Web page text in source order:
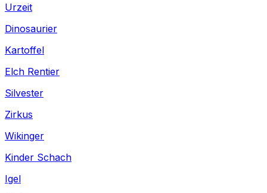
Urzeit
Dinosaurier
Kartoffel
Elch Rentier
Silvester
Zirkus
Wikinger
Kinder Schach
Igel